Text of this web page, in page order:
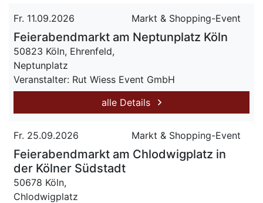
Fr. 11.09.2026 Markt & Shopping-Event
Feierabendmarkt am Neptunplatz Köln
50823 Köln, Ehrenfeld,
Neptunplatz
Veranstalter: Rut Wiess Event GmbH
alle Details
Fr. 25.09.2026 Markt & Shopping-Event
Feierabendmarkt am Chlodwigplatz in
der Kölner Südstadt
50678 Köln,
Chlodwigplatz